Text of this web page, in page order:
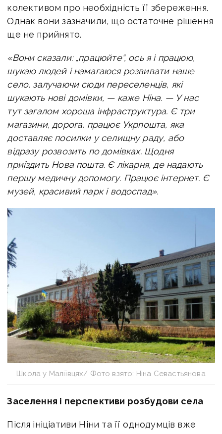
колективом про необхідність її збереження.
Однак вони зазначили, що остаточне рішення
ще не прийнято.
«Вони сказали: „працюйте“, ось я і працюю,
шукаю людей і намагаюся розвивати наше
село, залучаючи сюди переселенців, які
шукають нові домівки, — каже Ніна. — У нас
тут загалом хороша інфраструктура. Є три
магазини, дорога, працює Укрпошта, яка
доставляє посилки у селищну раду, або
відразу розвозить по домівках. Щодня
приїздить Нова пошта. Є лікарня, де надають
першу медичну допомогу. Працює інтернет. Є
музей, красивий парк і водоспад».
Школа у Маліївцях/ Фото взято: Ніна Севастьянова
Заселення і перспективи розбудови села
Після ініціативи Ніни та її однодумців вже